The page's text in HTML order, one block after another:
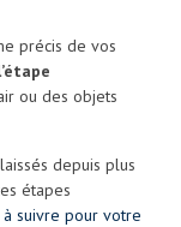
précis de vos
ou des objets
depuis plus
étapes
suivre pour votre